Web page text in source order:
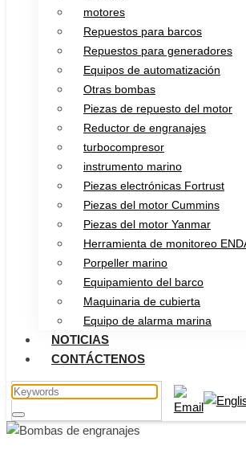
motores
Repuestos para barcos
Repuestos para generadores
Equipos de automatización
Otras bombas
Piezas de repuesto del motor
Reductor de engranajes
turbocompresor
instrumento marino
Piezas electrónicas Fortrust
Piezas del motor Cummins
Piezas del motor Yanmar
Herramienta de monitoreo
Porpeller marino
Equipamiento del barco
Maquinaria de cubierta
Equipo de alarma marina
NOTICIAS
CONTÁCTENOS